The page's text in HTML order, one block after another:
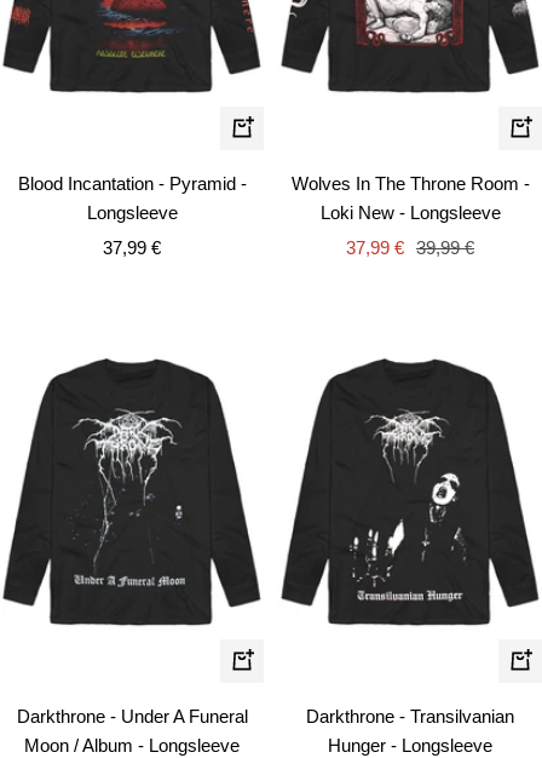
Schnellansicht
Blood Incantation - Pyramid -
Longsleeve
Angebotspreis
37,99 €
Wolves In The Throne Room -
Loki New - Longsleeve
Angebotspreis
37,99 € Regulärer
39,99 €
Schnellansicht
Darkthrone - Under A Funeral
Moon / Album - Longsleeve
Darkthrone - Transilvanian
Hunger - Longsleeve